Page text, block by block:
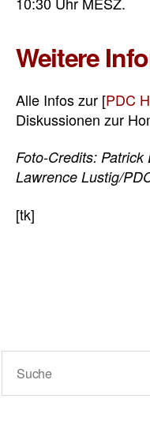
Weitere
Alle Infos zur [PDC
Diskussionen zur
Foto-Credits:
Lawrence Lustig/
[tk]